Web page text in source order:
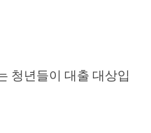
청년들이 대출 대상입